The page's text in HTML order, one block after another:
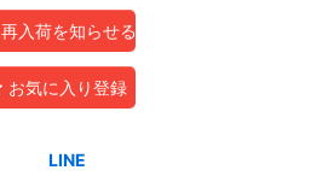
再入荷を知らせる
お気に入り登録